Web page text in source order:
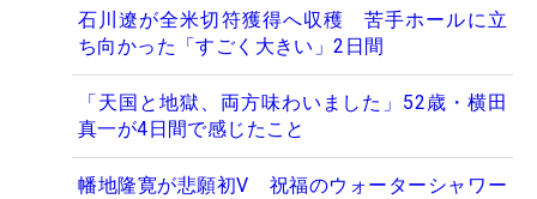
石川遼が全米切符獲得へ収穫 苦手ホールに立
ち向かった「すごく大きい」2日間
「天国と地獄、両方味わいました」52歳・横田
真一が4日間で感じたこと
幡地隆寛が悲願初V 祝福のウォーターシャワー